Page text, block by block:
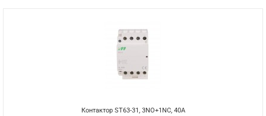
Контактор ST63-31, 3NO+1NC, 40А